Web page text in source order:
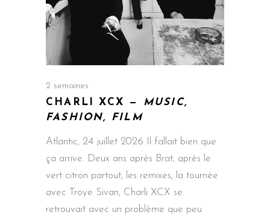
2 semaines
CHARLI XCX — MUSIC,
FASHION, FILM
Atlantic, 24 juillet 2026 Il fallait bien que
ça arrive. Deux ans après Brat, après le
vert citron partout, les remixes, la tournée
avec Troye Sivan, Charli XCX se
retrouvait avec un problème que peu